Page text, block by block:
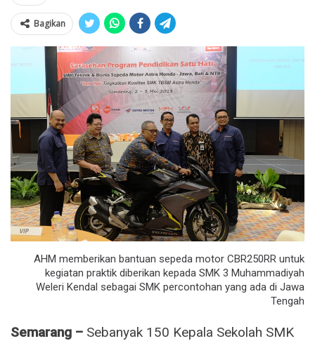
Bagikan
AHM memberikan bantuan sepeda motor CBR250RR untuk
kegiatan praktik diberikan kepada SMK 3 Muhammadiyah
Weleri Kendal sebagai SMK percontohan yang ada di Jawa
Tengah
Semarang – Sebanyak 150 Kepala Sekolah SMK